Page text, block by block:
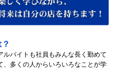
ルバイトも社員もみんな長く勤めて
、多くの人からいろいろなことが学